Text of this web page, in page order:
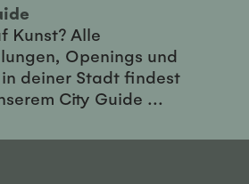
Kunst? Alle
Openings und
in deiner Stadt findest
City Guide ...